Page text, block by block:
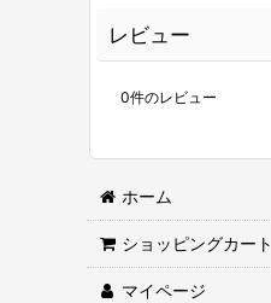
レビュー
0件のレビュー
ホーム
ショッピングカート
マイページ